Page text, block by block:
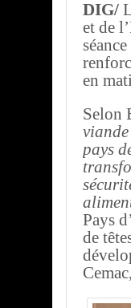
DIG/
et de
en
Selon
pays
Pays
de